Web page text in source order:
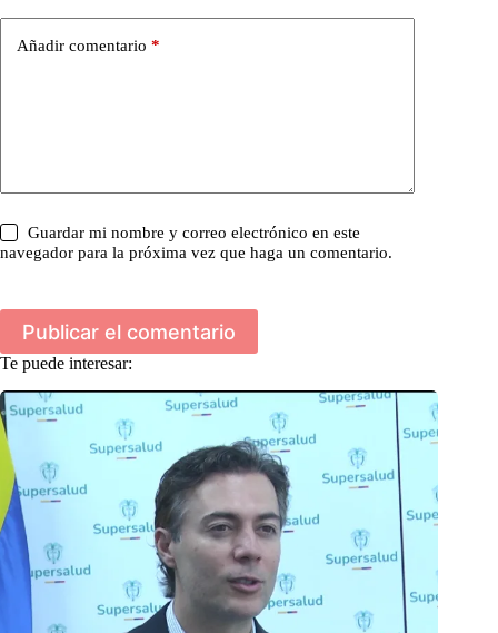
Añadir comentario *
Guardar mi nombre y correo electrónico en este
navegador para la próxima vez que haga un comentario.
Publicar el comentario
Te puede interesar: